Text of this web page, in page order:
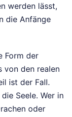
werden lässt,
die Anfänge
Form der
von den realen
ist der Fall.
Seele. Wer in
oder